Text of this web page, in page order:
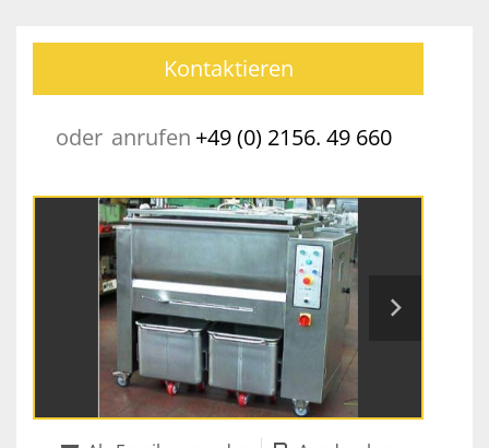
Kontaktieren
oder anrufen +49 (0) 2156. 49 660